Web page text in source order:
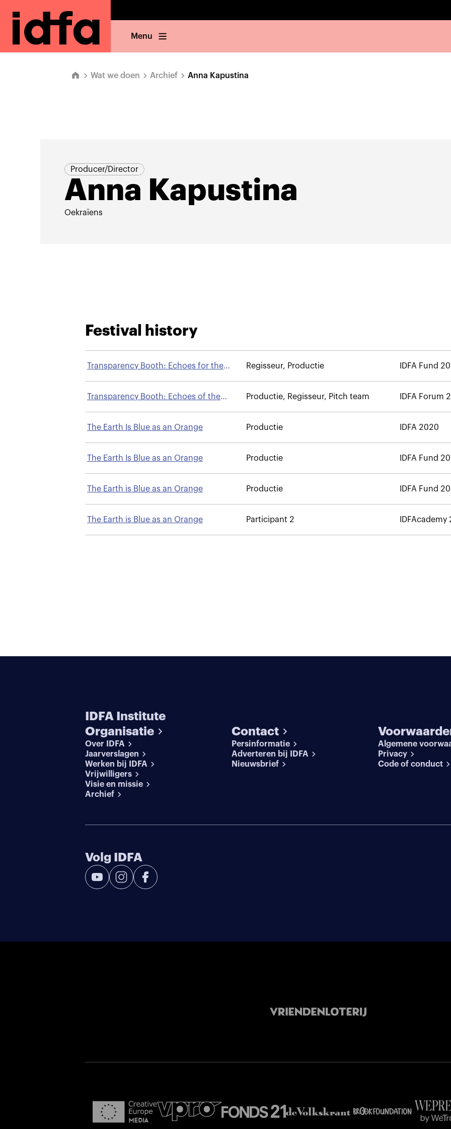
Menu
Wat we doen Archief Anna Kapustina
Producer/Director
Anna Kapustina
Oekraïens
Festival history
Transparency Booth: Echoes for the
Future
Regisseur, Productie IDFA Fund
Transparency Booth: Echoes of the
Future
Productie, Regisseur, Pitch team IDFA Forum
The Earth Is Blue as an Orange Productie IDFA 2020
The Earth Is Blue as an Orange Productie IDFA Fund
The Earth is Blue as an Orange Productie IDFA Fund
The Earth is Blue as an Orange Participant 2 IDFAcademy
IDFA Institute
Organisatie
Over IDFA
Jaarverslagen
Werken bij IDFA
Vrijwilligers
Visie en missie
Archief
Contact
Persinformatie
Adverteren bij IDFA
Nieuwsbrief
Algemene
Privacy
Code of conduct
Volg IDFA